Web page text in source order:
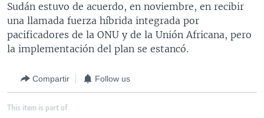
EL MUNDO AL DÍA [RADIO]
FORO [RADIO]
DEPORTIVO INTERNACIONAL
NOTA ECONÓMICA
SÍGANOS
Sudán estuvo de acuerdo, en noviembre, en recibir
una llamada fuerza híbrida integrada por
pacificadores de la ONU y de la Unión Africana, pero
la implementación del plan se estancó.
Compartir Follow us
This item is part of